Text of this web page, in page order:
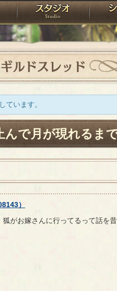
アトリエ スタジオ
ギルドスレッド
ています。
んで月が現れるま
）
がお嫁さんに行ってるって話を